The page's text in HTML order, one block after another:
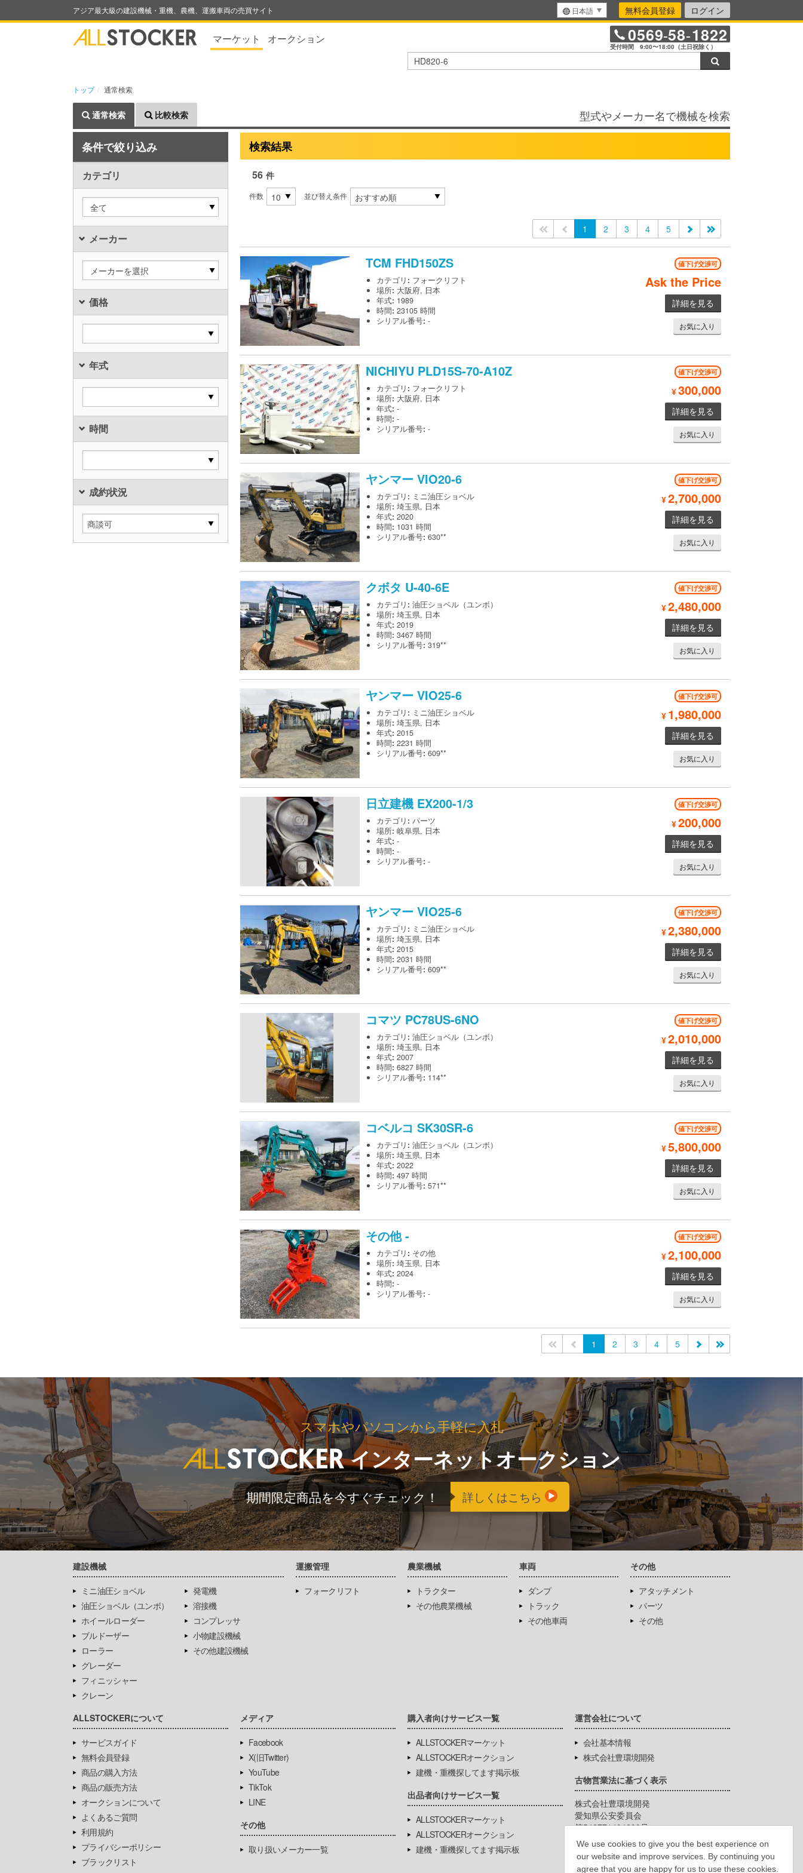
We use cookies to give you the best experience on
our website and improve services. By continuing you
agree that you are happy for us to use these cookies.
アジア最大級の建設機械・重機、農機、運搬車両の売買サイト 日本語 無料会員登録 ログイン
マーケット オークション 0569-58-1822
受付時間 9:00〜18:00（土日祝除く）
トップ 通常検索
通常検索 比較検索 型式やメーカー名で機械を検索
条件で絞り込み
カテゴリ
全て
メーカー
メーカーを選択
価格
年式
時間
成約状況
検索結果
56 件
件数 並び替え条件
<< 1 2 3 4 5
TCM FHD150ZS 値下げ交渉可
カテゴリ : フォークリフト
場所: 大阪府, 日本
年式: 1989
時間: 23105 時間
シリアル番号: -
Ask the Price
詳細を見る
お気に入り
NICHIYU PLD15S-70-A10Z 値下げ交渉可
カテゴリ : フォークリフト
場所: 大阪府, 日本
年式: -
時間: -
シリアル番号: -
¥300,000
詳細を見る
お気に入り
ヤンマー VIO20-6 値下げ交渉可
カテゴリ : ミニ油圧ショベル
場所: 埼玉県, 日本
年式: 2020
時間: 1031 時間
シリアル番号: 630**
¥2,700,000
詳細を見る
お気に入り
クボタ U-40-6E 値下げ交渉可
カテゴリ : 油圧ショベル（ユンボ）
場所: 埼玉県, 日本
年式: 2019
時間: 3467 時間
シリアル番号: 319**
¥2,480,000
詳細を見る
お気に入り
ヤンマー VIO25-6 値下げ交渉可
カテゴリ : ミニ油圧ショベル
場所: 埼玉県, 日本
年式: 2015
時間: 2231 時間
シリアル番号: 609**
¥ 1,980,000
詳細を見る
お気に入り
日立建機 EX200-1/3 値下げ交渉可
カテゴリ : パーツ
場所: 岐阜県, 日本
年式: -
時間: -
シリアル番号: -
¥200,000
詳細を見る
お気に入り
ヤンマー VIO25-6 値下げ交渉可
カテゴリ : ミニ油圧ショベル
場所: 埼玉県, 日本
年式: 2015
時間: 2031 時間
シリアル番号: 609**
¥2,380,000
詳細を見る
お気に入り
コマツ PC78US-6NO 値下げ交渉可
カテゴリ : 油圧ショベル（ユンボ）
場所: 埼玉県, 日本
年式: 2007
時間: 6827 時間
シリアル番号: 114**
¥2,010,000
詳細を見る
お気に入り
コベルコ SK30SR-6 値下げ交渉可
カテゴリ : 油圧ショベル（ユンボ）
場所: 埼玉県, 日本
年式: 2022
時間: 497 時間
シリアル番号: 571**
¥5,800,000
詳細を見る
お気に入り
その他- 値下げ交渉可
カテゴリ : その他
場所: 埼玉県, 日本
年式: 2024
時間: -
シリアル番号: -
¥2,100,000
詳細を見る
お気に入り
<< 1 2 3 4 5
スマホやパソコンから手軽に入札
インターネットオークション
期間限定商品を今すぐチェック！ 詳しくはこちら
建設機械
ミニ油圧ショベル
油圧ショベル（ユンボ）
ホイールローダー
ブルドーザー
ローラー
グレーダー
フィニッシャー
クレーン
発電機
溶接機
コンプレッサ
小物建設機械
その他建設機械
運搬管理
フォークリフト
農業機械
トラクター
その他農業機械
車両
ダンプ
トラック
その他車両
その他
アタッチメント
パーツ
その他
ALLSTOCKERについて
サービスガイド
無料会員登録
商品の購入方法
商品の販売方法
オークションについて
よくあるご質問
利用規約
プライバシーポリシー
ブラックリスト
メディア
Facebook
X(旧Twitter)
YouTube
TikTok
LINE
その他
取り扱いメーカー一覧
購入者向けサービス一覧
ALLSTOCKERマーケット
ALLSTOCKERオークション
建機・重機探してます掲示板
出品者向けサービス一覧
ALLSTOCKERマーケット
ALLSTOCKERオークション
建機・重機探してます掲示板
運営会社について
会社基本情報
株式会社豊環境開発
古物営業法に基づく表示
株式会社豊環境開発
愛知県公安委員会
第542771404200号